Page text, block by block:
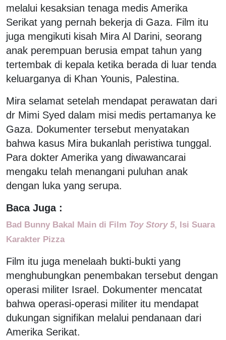
melalui kesaksian tenaga medis Amerika
Serikat yang pernah bekerja di Gaza. Film itu
juga mengikuti kisah Mira Al Darini, seorang
anak perempuan berusia empat tahun yang
tertembak di kepala ketika berada di luar tenda
keluarganya di Khan Younis, Palestina.
Mira selamat setelah mendapat perawatan dari
dr Mimi Syed dalam misi medis pertamanya ke
Gaza. Dokumenter tersebut menyatakan
bahwa kasus Mira bukanlah peristiwa tunggal.
Para dokter Amerika yang diwawancarai
mengaku telah menangani puluhan anak
dengan luka yang serupa.
Baca Juga :
Bad Bunny Bakal Main di Film Toy Story 5, Isi Suara
Karakter Pizza
Film itu juga menelaah bukti-bukti yang
menghubungkan penembakan tersebut dengan
operasi militer Israel. Dokumenter mencatat
bahwa operasi-operasi militer itu mendapat
dukungan signifikan melalui pendanaan dari
Amerika Serikat.